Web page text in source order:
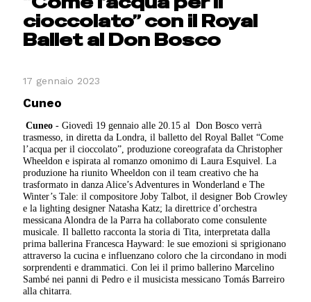
cioccolato” con il Royal
Ballet al Don Bosco
17 gennaio 2023
Cuneo
Cuneo - Giovedì 19 gennaio alle 20.15 al Don Bosco verrà
trasmesso, in diretta da Londra, il balletto del Royal Ballet “Come
l’acqua per il cioccolato”, produzione coreografata da Christopher
Wheeldon e ispirata al romanzo omonimo di Laura Esquivel. La
produzione ha riunito Wheeldon con il team creativo che ha
trasformato in danza Alice’s Adventures in Wonderland e The
Winter’s Tale: il compositore Joby Talbot, il designer Bob Crowley
e la lighting designer Natasha Katz; la direttrice d’orchestra
messicana Alondra de la Parra ha collaborato come consulente
musicale. Il balletto racconta la storia di Tita, interpretata dalla
prima ballerina Francesca Hayward: le sue emozioni si sprigionano
attraverso la cucina e influenzano coloro che la circondano in modi
sorprendenti e drammatici. Con lei il primo ballerino Marcelino
Sambé nei panni di Pedro e il musicista messicano Tomás Barreiro
alla chitarra.